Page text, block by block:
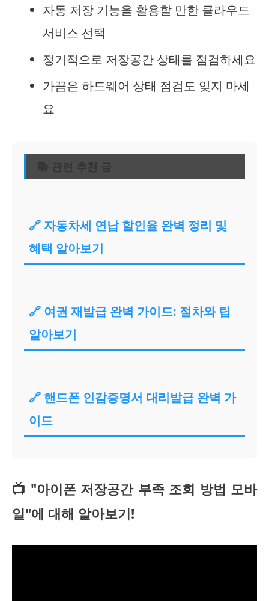
자동 저장 기능을 활용할 만한 클라우드
서비스 선택
정기적으로 저장공간 상태를 점검하세요
가끔은 하드웨어 상태 점검도 잊지 마세
요
📚 관련 추천 글
🔗 자동차세 연납 할인율 완벽 정리 및
혜택 알아보기
🔗 여권 재발급 완벽 가이드: 절차와 팁
알아보기
🔗 핸드폰 인감증명서 대리발급 완벽 가
이드
📺 "아이폰 저장공간 부족 조회 방법 모바
일"에 대해 알아보기!